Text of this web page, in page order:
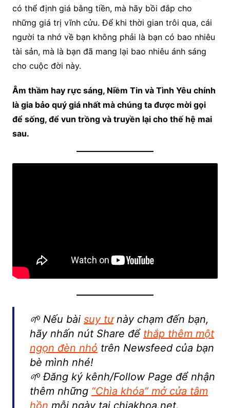
có thể định giá bằng tiền, mà hãy bồi đắp cho
những giá trị vĩnh cửu. Để khi thời gian trôi qua, cái
người ta nhớ về bạn không phải là bạn có bao nhiêu
tài sản, mà là bạn đã mang lại bao nhiêu ánh sáng
cho cuộc đời này.
Âm thầm hay rực sáng, Niềm Tin và Tình Yêu chính
là gia bảo quý giá nhất mà chúng ta được mời gọi
để sống, để vun trồng và truyền lại cho thế hệ mai
sau.
🌱 Nếu bài suy tưnày chạm đến bạn,
hãy nhấn nút Share để thắp thêm một
ngọn đèn nhỏ trên Newsfeed của bạn
bè mình nhé!
🌱 Đăng ký kênh/Follow Page để nhận
thêm những “Chìa khóa” mở cửa tâm
hồn mỗi ngày tại chiakhoa.net.